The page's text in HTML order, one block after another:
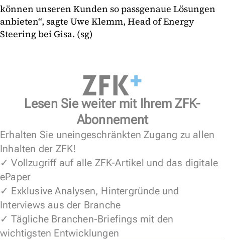
können unseren Kunden so passgenaue Lösungen
anbieten“, sagte Uwe Klemm, Head of Energy
Steering bei Gisa. (sg)
Lesen Sie weiter mit Ihrem ZFK-
Abonnement
Erhalten Sie uneingeschränkten Zugang zu allen
Inhalten der ZFK!
✓ Vollzugriff auf alle ZFK-Artikel und das digitale
ePaper
✓ Exklusive Analysen, Hintergründe und
Interviews aus der Branche
✓ Tägliche Branchen-Briefings mit den
wichtigsten Entwicklungen